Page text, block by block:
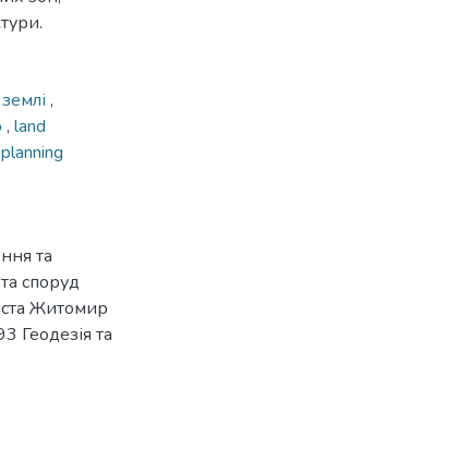
,
, land
та
споруд
Житомир
Геодезія та